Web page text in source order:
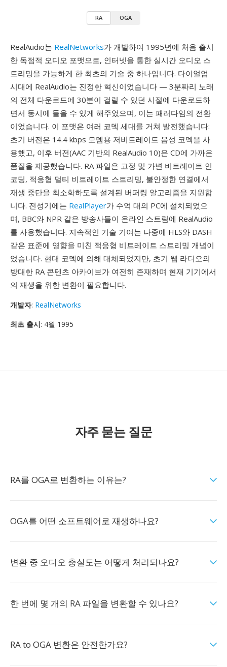
RA OGA
RealAudio는 RealNetworks가 개발하여 1995년에 처음 출시
한 독점적 오디오 포맷으로, 인터넷을 통한 실시간 오디오 스
트리밍을 가능하게 한 최초의 기술 중 하나입니다. 다이얼업
시대에 RealAudio는 진정한 혁신이었습니다 — 3분짜리 노래
의 전체 다운로드에 30분이 걸릴 수 있던 시절에 다운로드하
면서 동시에 들을 수 있게 해주었으며, 이는 패러다임의 전환
이었습니다. 이 포맷은 여러 코덱 세대를 거쳐 발전했습니다:
초기 버전은 14.4 kbps 모뎀용 저비트레이트 음성 코덱을 사
용했고, 이후 버전(AAC 기반의 RealAudio 10)은 CD에 가까운
품질을 제공했습니다. RA 파일은 고정 및 가변 비트레이트 인
코딩, 적응형 멀티 비트레이트 스트리밍, 불안정한 연결에서
재생 중단을 최소화하도록 설계된 버퍼링 알고리즘을 지원합
니다. 전성기에는 RealPlayer가 수억 대의 PC에 설치되었으
며, BBC와 NPR 같은 방송사들이 온라인 스트림에 RealAudio
를 사용했습니다. 지속적인 기술 기여는 나중에 HLS와 DASH
같은 표준에 영향을 미친 적응형 비트레이트 스트리밍 개념이
었습니다. 현대 코덱에 의해 대체되었지만, 초기 웹 라디오의
방대한 RA 콘텐츠 아카이브가 여전히 존재하며 현재 기기에서
의 재생을 위한 변환이 필요합니다.
개발자: RealNetworks
최초 출시: 4월 1995
자주 묻는 질문
RA를 OGA로 변환하는 이유는?
OGA를 어떤 소프트웨어로 재생하나요?
변환 중 오디오 충실도는 어떻게 처리되나요?
한 번에 몇 개의 RA 파일을 변환할 수 있나요?
RA to OGA 변환은 안전한가요?